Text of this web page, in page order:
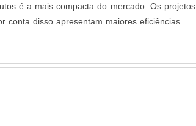
é a mais compacta do mercado. Os projetos
conta disso apresentam maiores eficiências em
duradouros e terem pouca eletromecânica
é mais ágil. O fat....